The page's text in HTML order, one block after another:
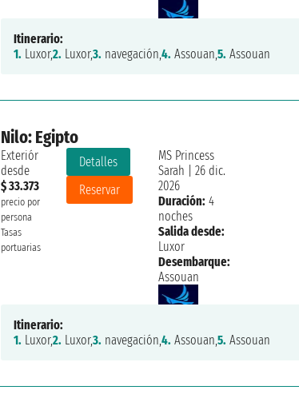
Itinerario:
1. Luxor,2. Luxor,3. navegación,4. Assouan,5. Assouan
Nilo: Egipto
Exteriór
desde
$ 33.373
precio por
persona
Tasas
portuarias
Detalles
Reservar
MS Princess
Sarah
26 dic.
2026
Duración: 4
noches
Salida desde:
Luxor
Desembarque:
Assouan
Itinerario:
1. Luxor,2. Luxor,3. navegación,4. Assouan,5. Assouan